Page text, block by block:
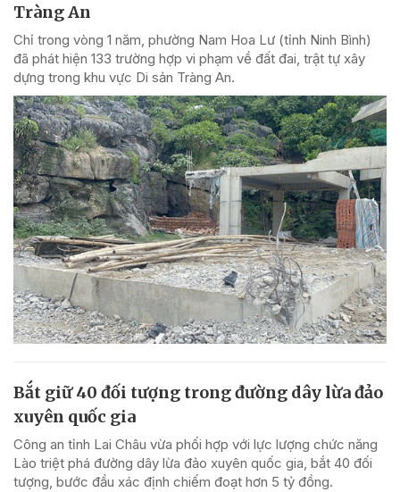
Tràng An
Chỉ trong vòng 1 năm, phường Nam Hoa Lư (tỉnh Ninh Bình)
đã phát hiện 133 trường hợp vi phạm về đất đai, trật tự xây
dựng trong khu vực Di sản Tràng An.
Bắt giữ 40 đối tượng trong đường dây lừa đảo
xuyên quốc gia
Công an tỉnh Lai Châu vừa phối hợp với lực lượng chức năng
Lào triệt phá đường dây lừa đảo xuyên quốc gia, bắt 40 đối
tượng, bước đầu xác định chiếm đoạt hơn 5 tỷ đồng.